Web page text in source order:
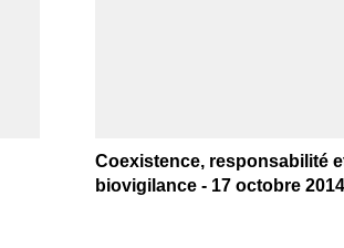
Coexistence, responsabilité
biovigilance - 17 octobre 2014